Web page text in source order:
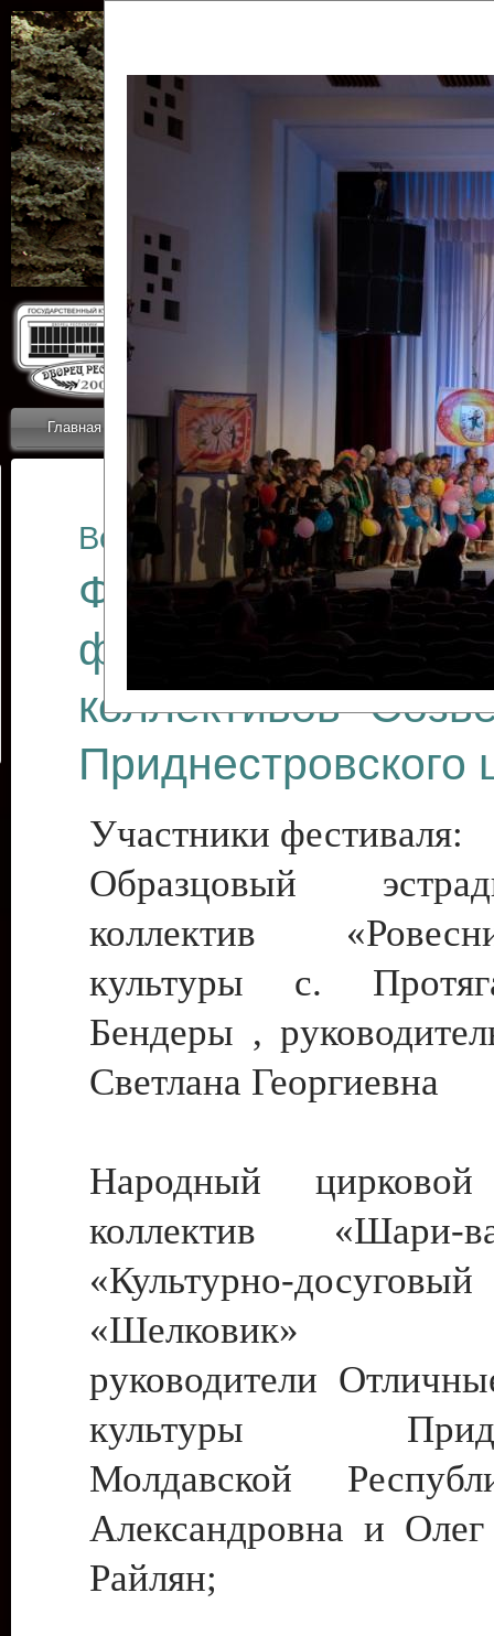
Главная Приветствие Новости
ОТЧЕТЫ ГКЦ
Все отчеты
Финал
фестиваля
коллективов
Приднестровского
Участники фестиваля:
Образцовый
коллектив
культуры с.
Бендеры ,
Светлана Георгиевна
Народный цирковой
коллектив
«Культурно-
«Шелковик»
руководители
культуры
Молдавской
Александровна и
Райлян;